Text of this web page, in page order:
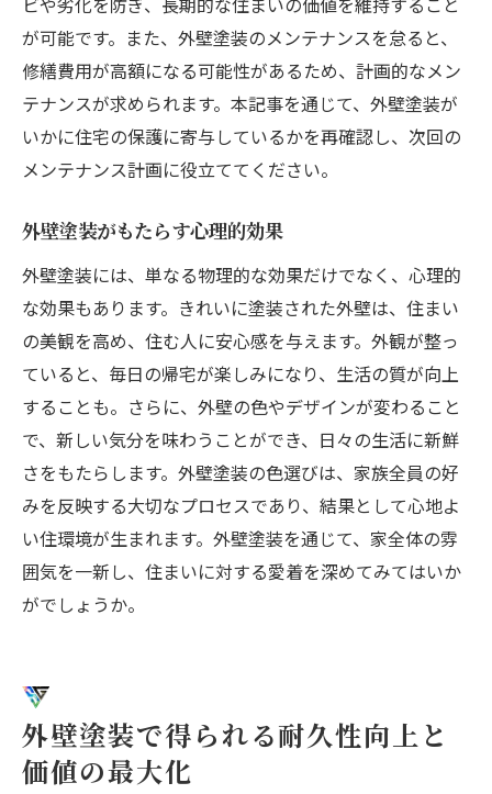
静かな環境を維持するためのメンテナンス
方法
外壁塗装がもたらす心地よい生活空間
が可能です。また、外壁塗装のメンテナンスを怠ると、
修繕費用が高額になる可能性があるため、計画的なメン
テナンスが求められます。本記事を通じて、外壁塗装が
いかに住宅の保護に寄与しているかを再確認し、次回の
メンテナンス計画に役立ててください。
外壁塗装がもたらす心理的効果
外壁塗装には、単なる物理的な効果だけでなく、心理的
な効果もあります。きれいに塗装された外壁は、住まい
の美観を高め、住む人に安心感を与えます。外観が整っ
ていると、毎日の帰宅が楽しみになり、生活の質が向上
することも。さらに、外壁の色やデザインが変わること
で、新しい気分を味わうことができ、日々の生活に新鮮
さをもたらします。外壁塗装の色選びは、家族全員の好
みを反映する大切なプロセスであり、結果として心地よ
い住環境が生まれます。外壁塗装を通じて、家全体の雰
囲気を一新し、住まいに対する愛着を深めてみてはいか
がでしょうか。
外壁塗装で得られる耐久性向上と
価値の最大化